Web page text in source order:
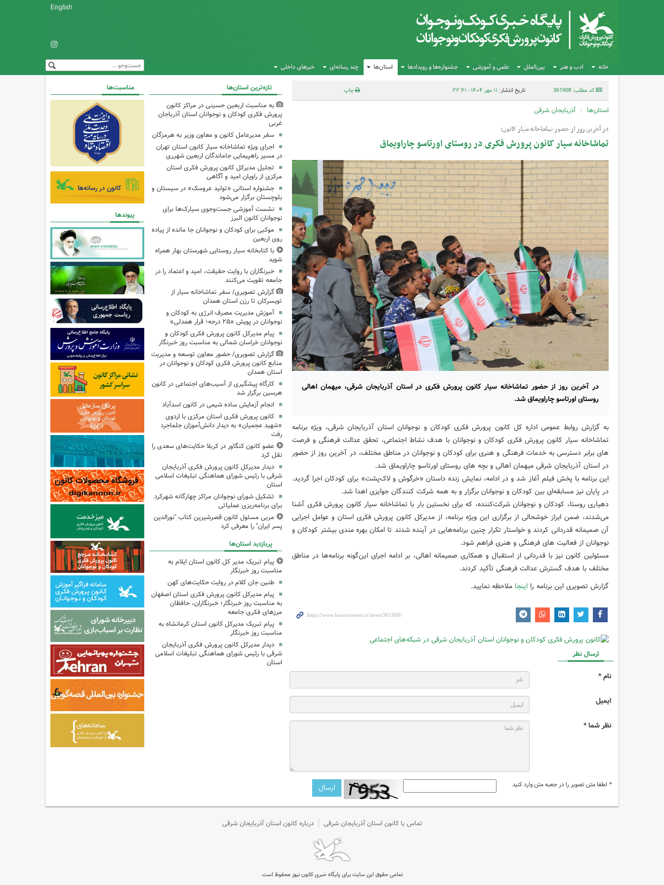
English
خانه ادب و هنر بین‌الملل علمی و آموزشی جشنواره‌ها و رویدادها استان‌ها چند رسانه‌ای خبرهای داخلی
کد مطلب: 361908 تاریخ انتشار: ۱۱ مهر ۱۴۰۴ - ۲۲:۴۱ چاپ
استان‌ها آذربایجان شرقی
در آخرین روز از حضور تماشاخانه سیار کانون:
تماشاخانه سیار کانون پرورش فکری در روستای اورتاسو چاراویماق
در آخرین روز از حضور تماشاخانه سیار کانون پرورش فکری در استان آذربایجان شرقی، میهمان اهالی
روستای اورتاسو چاراویماق شد.
به گزارش روابط عمومی اداره کل کانون پرورش فکری کودکان و نوجوانان استان آذربایجان شرقی، ویژه برنامه
تماشاخانه سیار کانون پرورش فکری کودکان و نوجوانان با هدف نشاط اجتماعی، تحقق عدالت فرهنگی و فرصت
های برابر دسترسی به خدمات فرهنگی و هنری برای کودکان و نوجوانان در مناطق مختلف، در آخرین روز از حضور
در استان آذربایجان شرقی میهمان اهالی و بچه های روستای اورتاسو چاراویماق شد.
این برنامه با پخش فیلم آغاز شد و در ادامه، نمایش زنده داستان «خرگوش و لاک‌پشت» برای کودکان اجرا گردید.
در پایان نیز مسابقه‌ای بین کودکان و نوجوانان برگزار و به همه شرکت کنندگان جوایزی اهدا شد.
دهیاری روستا، کودکان و نوجوانان شرکت‌کننده، که برای نخستین بار با تماشاخانه سیار کانون پرورش فکری آشنا
می‌شدند، ضمن ابراز خوشحالی از برگزاری این ویژه برنامه، از مدیرکل کانون پرورش فکری استان و عوامل اجرایی
آن صمیمانه قدردانی کردند و خواستار تکرار چنین برنامه‌هایی در آینده شدند تا امکان بهره مندی بیشتر کودکان و
نوجوانان از فعالیت های فرهنگی و هنری فراهم شود.
مسئولین کانون نیز با قدردانی از استقبال و همکاری صمیمانه اهالی، بر ادامه اجرای این‌گونه برنامه‌ها در مناطق
مختلف با هدف گسترش عدالت فرهنگی تأکید کردند.
گزارش تصویری این برنامه را اینجا ملاحظه نمایید.
ارسال نظر
نام *
ایمیل
نظر شما *
* لطفا متن تصویر را در جعبه متن وارد کنید
تازه‌ترین استان‌ها
به مناسبت اربعین حسینی در مراکز کانون
پرورش فکری کودکان و نوجوانان استان آذرباجان
غربی
سفر مدیرعامل کانون و معاون وزیر به هرمزگان
اجرای ویژه تماشاخانه سیار کانون استان تهران
در مسیر راهپیمایی جاماندگان اربعین شهرری
تجلیل مدیرکل کانون پرورش فکری استان
مرکزی از راویان امید و آگاهی
جشنواره استانی «تولید عروسک» در سیستان و
بلوچستان برگزار می‌شود
نشست آموزشی جست‌وجوی سیارک‌ها برای
نوجوانان کانون البرز
موکبی برای کودکان و نوجوانان جا مانده از پیاده
روی اربعین
با کتابخانه سیار روستایی شهرستان بهار همراه
شوید
خبرنگاران با روایت حقیقت، امید و اعتماد را در
جامعه تقویت می‌کنند
گزارش تصویری/ سفر تماشاخانه سیار از
تویسرکان تا رزن استان همدان
آموزش مدیریت مصرف انرژی به کودکان و
نوجوانان در پویش «۲۵ درجه؛ قرار همدلی»
پیام مدیرکل کانون پرورش فکری کودکان و
نوجوانان خراسان شمالی به مناسبت روز خبرنگار
گزارش تصویری/ حضور معاون توسعه و مدیریت
منابع کانون پرورش فکری کودکان و نوجوانان در
استان همدان
کارگاه پیشگیری از آسیب‌های اجتماعی در کانون
هرسین برگزار شد
انجام آزمایش ساده شیمی در کانون اسدآباد
کانون پرورش فکری استان مرکزی با اردوی
«شهید عجمیان» به دیدار دانش‌آموزان جلماجرد
رفت
عضو کانون کنگاور در کربلا حکایت‌های سعدی را
نقل کرد
دیدار مدیرکل کانون پرورش فکری آذربایجان
شرقی با رئیس شورای هماهنگی تبلیغات اسلامی
استان
تشکیل شورای نوجوانان مراکز چهارگانه شهرکرد
برای برنامه‌ریزی عملیاتی
مربی مسئول کانون قصرشیرین کتاب "نورالدین
پسر ایران" را معرفی کرد
پربازدید استان‌ها
پیام تبریک مدیر کل کانون استان ایلام به
مناسبت روز خبرنگار
طنین جان کلام در روایت حکایت‌های کهن
پیام مدیرکل کانون پرورش فکری استان اصفهان
به مناسبت روز خبرنگار؛ خبرنگاران، حافظان
مرزهای فکری جامعه
پیام تبریک مدیرکل کانون استان کرمانشاه به
مناسبت روز خبرنگار
دیدار مدیرکل کانون پرورش فکری آذربایجان
شرقی با رئیس شورای هماهنگی تبلیغات اسلامی
استان
مناسبت‌ها
پیوندها
تماس با کانون استان آذربایجان شرقی درباره کانون استان آذربایجان شرقی
تمامی حقوق این سایت برای پایگاه خبری کانون نیوز محفوظ است.